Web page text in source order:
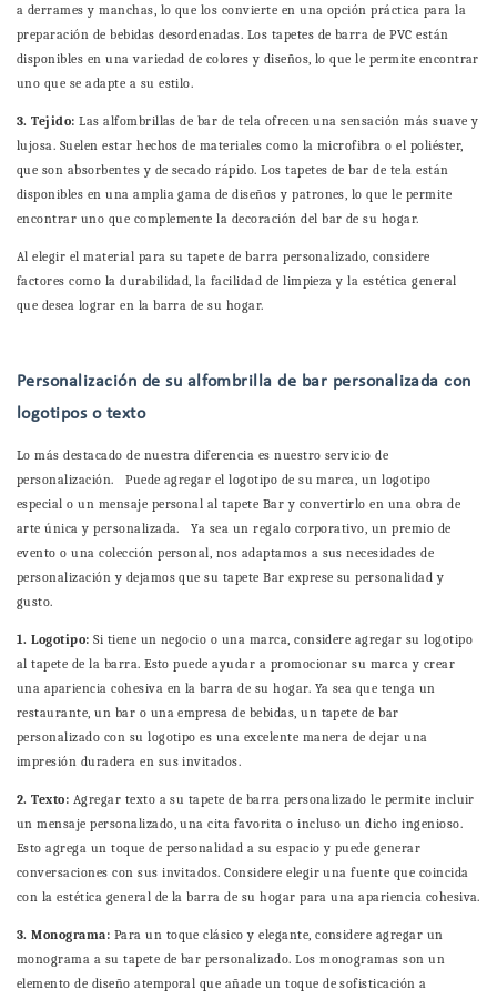
a derrames y manchas, lo que los convierte en una opción práctica para la
preparación de bebidas desordenadas. Los tapetes de barra de PVC están
disponibles en una variedad de colores y diseños, lo que le permite encontrar
uno que se adapte a su estilo.
3. Tejido:Las alfombrillas de bar de tela ofrecen una sensación más suave y
lujosa. Suelen estar hechos de materiales como la microfibra o el poliéster,
que son absorbentes y de secado rápido. Los tapetes de bar de tela están
disponibles en una amplia gama de diseños y patrones, lo que le permite
encontrar uno que complemente la decoración del bar de su hogar.
Al elegir el material para su tapete de barra personalizado, considere
factores como la durabilidad, la facilidad de limpieza y la estética general
que desea lograr en la barra de su hogar.
Personalización de su alfombrilla de bar personalizada con
logotipos o texto
Lo más destacado de nuestra diferencia es nuestro servicio de
personalización. Puede agregar el logotipo de su marca, un logotipo
especial o un mensaje personal al tapete Bar y convertirlo en una obra de
arte única y personalizada. Ya sea un regalo corporativo, un premio de
evento o una colección personal, nos adaptamos a sus necesidades de
personalización y dejamos que su tapete Bar exprese su personalidad y
gusto.
1. Logotipo:Si tiene un negocio o una marca, considere agregar su logotipo
al tapete de la barra. Esto puede ayudar a promocionar su marca y crear
una apariencia cohesiva en la barra de su hogar. Ya sea que tenga un
restaurante, un bar o una empresa de bebidas, un tapete de bar
personalizado con su logotipo es una excelente manera de dejar una
impresión duradera en sus invitados.
2. Texto: Agregar texto a su tapete de barra personalizado le permite incluir
un mensaje personalizado, una cita favorita o incluso un dicho ingenioso.
Esto agrega un toque de personalidad a su espacio y puede generar
conversaciones con sus invitados. Considere elegir una fuente que coincida
con la estética general de la barra de su hogar para una apariencia cohesiva.
3. Monograma: Para un toque clásico y elegante, considere agregar un
monograma a su tapete de bar personalizado. Los monogramas son un
elemento de diseño atemporal que añade un toque de sofisticación a